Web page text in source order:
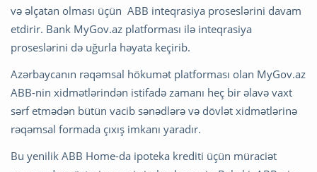
və əlçatan olması üçün ABB inteqrasiya proseslərini davam
etdirir. Bank MyGov.az platforması ilə inteqrasiya
proseslərini də uğurla həyata keçirib.
Azərbaycanın rəqəmsal hökumət platforması olan MyGov.az
ABB-nin xidmətlərindən istifadə zamanı heç bir əlavə vaxt
sərf etmədən bütün vacib sənədlərə və dövlət xidmətlərinə
rəqəmsal formada çıxış imkanı yaradır.
Bu yenilik ABB Home-da ipoteka krediti üçün müraciət